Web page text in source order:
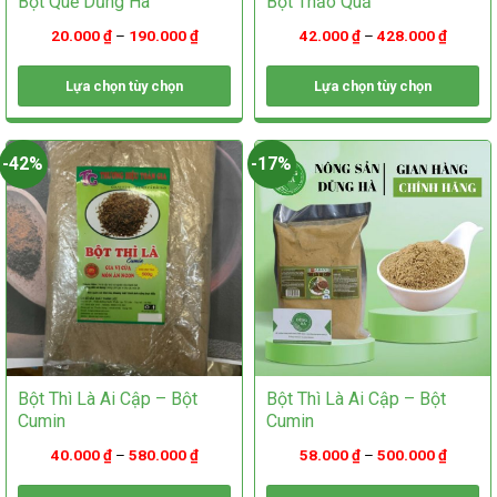
trên
trang
trang
20.000₫– 190.000₫
Lựa chọn tùy chọn
Sản
phẩm
này
nhiều
biến
thể.
Các
tùy
chọn
thể
được
chọn
trên
trang
42.000₫– 428.000₫
Lựa chọn tùy chọn
Sản
phẩm
này
nhiều
biến
thể.
Các
tùy
chọn
có
thể
được
chọn
trên
trang
-42%
Bột Thì Là Ai Cập – Bột
Cumin
40.000₫– 580.000₫
-17%
Bột Thì Là Ai Cập – Bột
Cumin
58.000₫– 500.000₫